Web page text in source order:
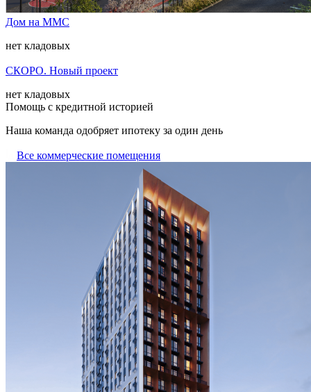
Дом на ММС
нет кладовых
СКОРО. Новый проект
нет кладовых
Помощь с кредитной историей
Наша команда одобряет ипотеку за один день
Все коммерческие помещения